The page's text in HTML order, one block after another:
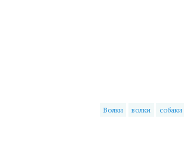
Волки волки собаки